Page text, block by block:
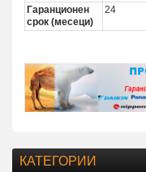
Гаранционен
срок (месеци)
24
КАТЕГОРИИ